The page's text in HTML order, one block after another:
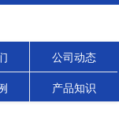
公司动态
产品知识